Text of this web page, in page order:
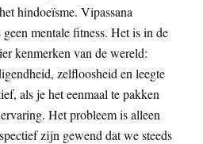
hindoeïsme. Vipassana
mentale fitness. Het is in de
kenmerken van de wereld:
zelfloosheid en leegte
als je het eenmaal te pakken
Het probleem is alleen
zijn gewend dat we steeds